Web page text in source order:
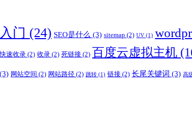
门 (24) SEO是什么 (3) sitemap (2) UV (1)
快速收录 (2) 收录 (2) 死链接 (2) 百度云虚拟主机
(3) 网站空间 (2) 网站路径 (2) 跳转 (1) 链接 (2) 长尾关键词 (3) 高